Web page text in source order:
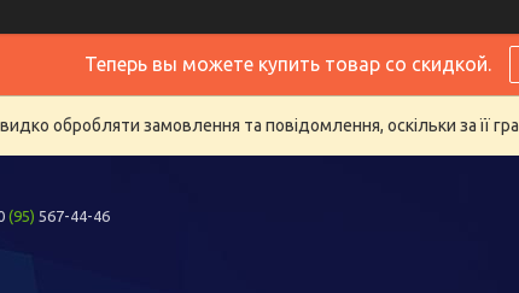
Теперь вы можете купить товар со скидкой.
обробляти замовлення та повідомлення, оскільки за її
(95) 567-44-46